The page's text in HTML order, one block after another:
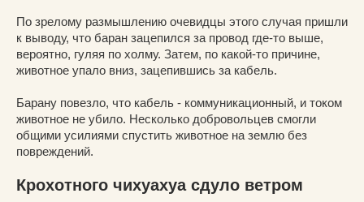
По зрелому размышлению очевидцы этого случая пришли
к выводу, что баран зацепился за провод где-то выше,
вероятно, гуляя по холму. Затем, по какой-то причине,
животное упало вниз, зацепившись за кабель.
Барану повезло, что кабель - коммуникационный, и током
животное не убило. Несколько добровольцев смогли
общими усилиями спустить животное на землю без
повреждений.
Крохотного чихуахуа сдуло ветром